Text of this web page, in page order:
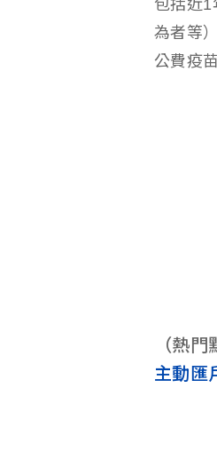
包括近
為者等
公費疫
（熱門
主動匯